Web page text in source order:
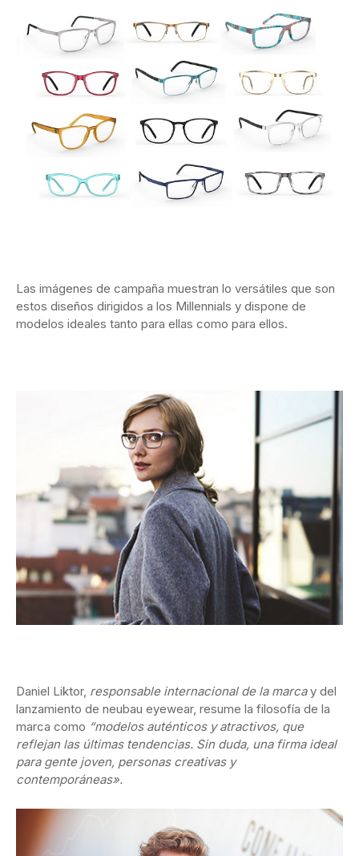
Las imágenes de campaña muestran lo versátiles que son
estos diseños dirigidos a los Millennials y dispone de
modelos ideales tanto para ellas como para ellos.
Daniel Liktor, responsable internacional de la marcay del
lanzamiento de neubau eyewear, resume la filosofía de la
marca como “modelos auténticos y atractivos, que
reflejan las últimas tendencias. Sin duda, una firma ideal
para gente joven, personas creativas y
contemporáneas».